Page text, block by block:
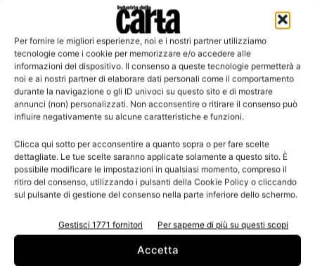
Per fornire le migliori esperienze, noi e i nostri partner utilizziamo
tecnologie come i cookie per memorizzare e/o accedere alle
informazioni del dispositivo. Il consenso a queste tecnologie permetterà a
noi e ai nostri partner di elaborare dati personali come il comportamento
durante la navigazione o gli ID univoci su questo sito e di mostrare
annunci (non) personalizzati. Non acconsentire o ritirare il consenso può
influire negativamente su alcune caratteristiche e funzioni.
Clicca qui sotto per acconsentire a quanto sopra o per fare scelte
dettagliate. Le tue scelte saranno applicate solamente a questo sito. È
possibile modificare le impostazioni in qualsiasi momento, compreso il
ritiro del consenso, utilizzando i pulsanti della Cookie Policy o cliccando
sul pulsante di gestione del consenso nella parte inferiore dello schermo.
Gestisci 1771 fornitori Per saperne di più su questi scopi
Accetta
Resa di stampa eccellente, particolarmente indicata per la
Leggi la rivista
n.2 - Aprile 2026